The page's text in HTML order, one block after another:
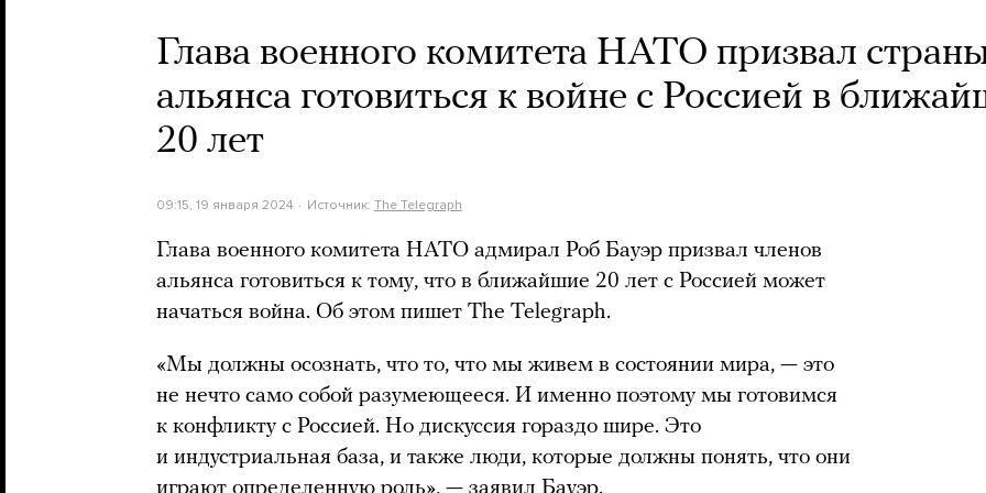
Глава военного комитета НАТО призвал
альянса готовиться к войне с Россией в
20 лет
09:15, 19 января 2024 Источник: The Telegraph
Глава военного комитета НАТО адмирал Роб Бауэр призвал членов
альянса готовиться к тому, что в ближайшие 20 лет с Россией может
начаться война. Об этом пишет The Telegraph.
«Мы должны осознать, что то, что мы живем в состоянии мира, — это
не нечто само собой разумеющееся. И именно поэтому мы готовимся
к конфликту с Россией. Но дискуссия гораздо шире. Это
и индустриальная база, и также люди, которые должны понять, что они
играют определенную роль», — заявил Бауэр.